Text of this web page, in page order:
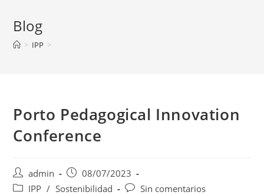
Blog
> IPP >
Porto Pedagogical Innovation
Conference
Autor
de
admin
Publicación
de
08/07/2023
Categoría
IPP / Sostenibilidad
Comentarios
Sin comentarios